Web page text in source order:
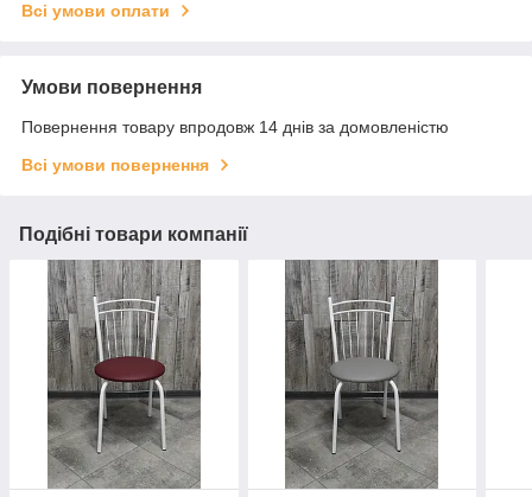
Всі умови оплати
Умови повернення
Повернення товару впродовж 14 днів за домовленістю
Всі умови повернення
Подібні товари компанії